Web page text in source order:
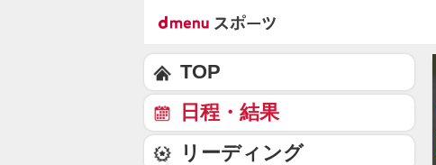
TOP
日程・結果
リーディング